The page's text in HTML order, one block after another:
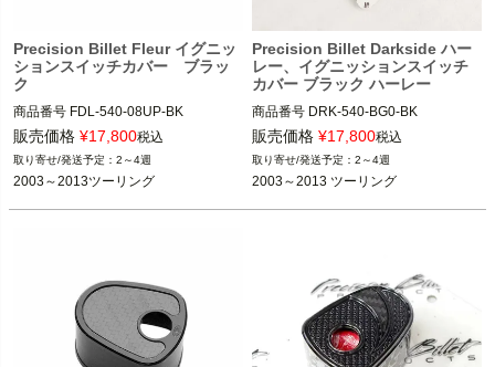
Precision Billet Fleur イグニッ
ションスイッチカバー ブラッ
ク
商品番号 FDL-540-08UP-BK
2003～2013ツーリング（FLHR/Sを除
く）
販売価格 ¥17,800税込
2～4週
2003～2013ツーリング
Precision Billet Darkside ハー
レー、イグニッションスイッチ
カバー ブラック ハーレー
商品番号 DRK-540-BG0-BK
HD：810-0702
2003～2013 ツーリング
※FLHR/Sを除く
販売価格 ¥17,800税込
2～4週
2003～2013 ツーリング